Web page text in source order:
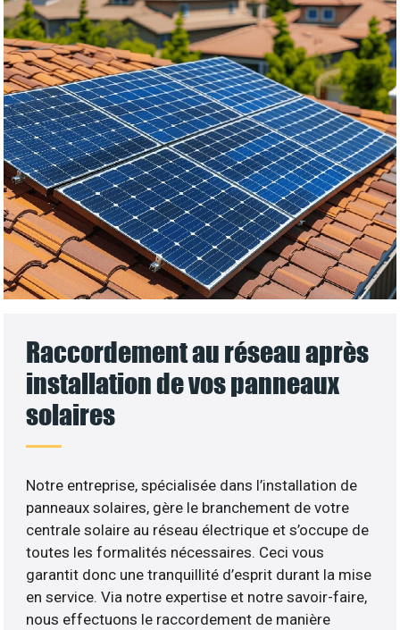
Raccordement au réseau après
installation de vos panneaux
solaires
Notre entreprise, spécialisée dans l’installation de
panneaux solaires, gère le branchement de votre
centrale solaire au réseau électrique et s’occupe de
toutes les formalités nécessaires. Ceci vous
garantit donc une tranquillité d’esprit durant la mise
en service. Via notre expertise et notre savoir-faire,
nous effectuons le raccordement de manière